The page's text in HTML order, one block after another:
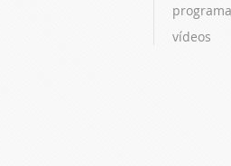
vídeos